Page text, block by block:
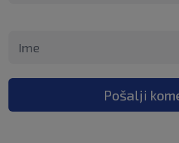
Pošalji